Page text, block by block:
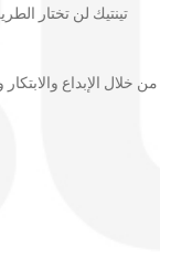
تينتيك لن تختار
من خلال الإبداع